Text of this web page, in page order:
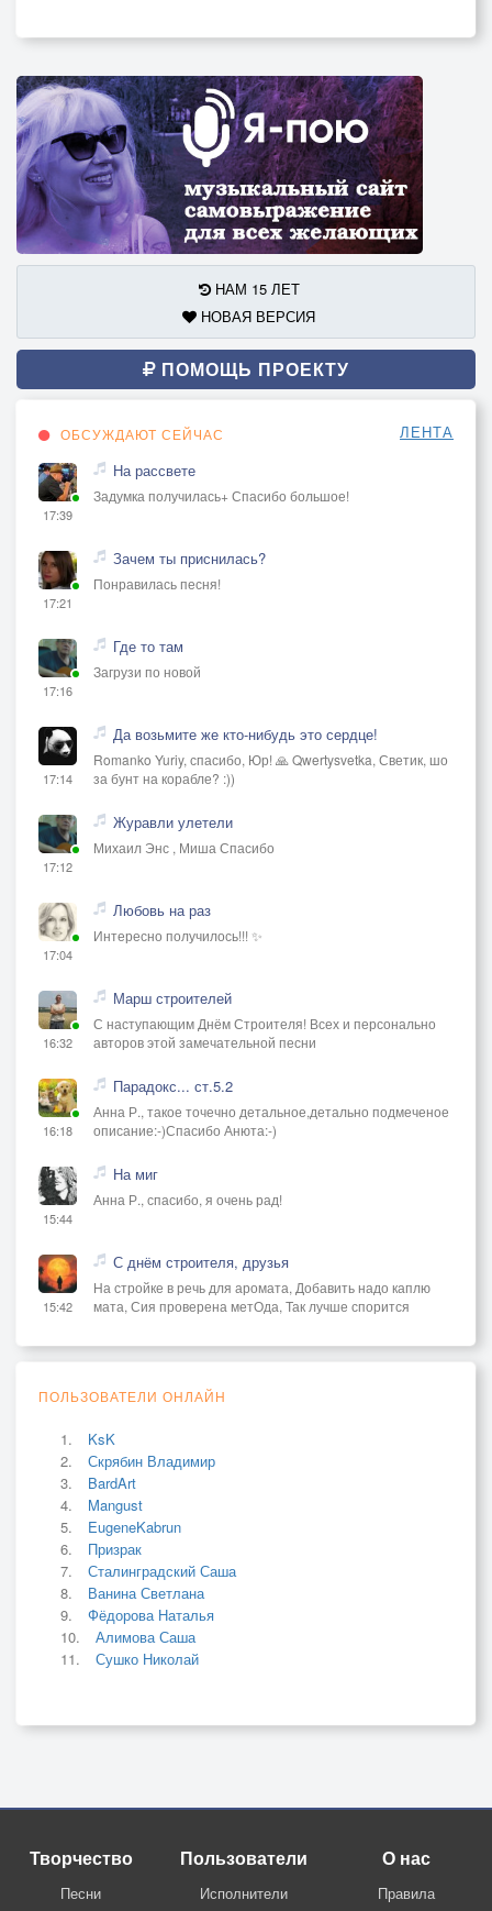
НАМ 15 ЛЕТ
НОВАЯ ВЕРСИЯ
ПОМОЩЬ ПРОЕКТУ
ОБСУЖДАЮТ СЕЙЧАС ЛЕНТА
17:39
На рассвете
Задумка получилась+ Спасибо большое!
17:21
Зачем ты приснилась?
Понравилась песня!
17:16
Где то там
Загрузи по новой
17:14
Да возьмите же кто-нибудь это сердце!
Romanko Yuriy, спасибо, Юр! 🙏 Qwertysvetka, Светик, шо
за бунт на корабле? :))
17:12
Журавли улетели
Михаил Энс , Миша Спасибо
17:04
Любовь на раз
Интересно получилось!!! ✨
16:32
Марш строителей
С наступающим Днём Строителя! Всех и персонально
авторов этой замечательной песни
16:18
Парадокс... ст.5.2
Анна Р., такое точечно детальное,детально подмеченое
описание:-)Спасибо Анюта:-)
15:44
На миг
Анна Р., спасибо, я очень рад!
15:42
С днём строителя, друзья
На стройке в речь для аромата, Добавить надо каплю
мата, Сия проверена метОда, Так лучше спорится
ПОЛЬЗОВАТЕЛИ ОНЛАЙН
KsK
Скрябин Владимир
BardArt
Mangust
EugeneKabrun
Призрак
Сталинградский Саша
Ванина Светлана
Фёдорова Наталья
Алимова Саша
Сушко Николай
Творчество
Песни
Пользователи
Исполнители
О нас
Правила